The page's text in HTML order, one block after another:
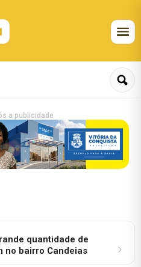
a publicidade
quantidade de
no bairro Candeias